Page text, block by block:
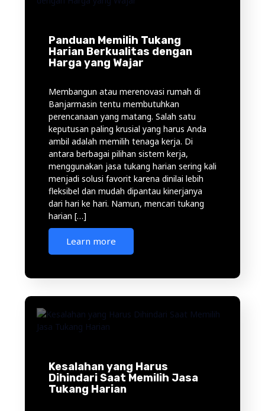
Panduan Memilih Tukang
Harian Berkualitas dengan
Harga yang Wajar
Membangun atau merenovasi rumah di
Banjarmasin tentu membutuhkan
perencanaan yang matang. Salah satu
keputusan paling krusial yang harus Anda
ambil adalah memilih tenaga kerja. Di
antara berbagai pilihan sistem kerja,
menggunakan jasa tukang harian sering kali
menjadi solusi favorit karena dinilai lebih
fleksibel dan mudah dipantau kinerjanya
dari hari ke hari. Namun, mencari tukang
harian […]
Learn more
Kesalahan yang Harus
Dihindari Saat Memilih Jasa
Tukang Harian